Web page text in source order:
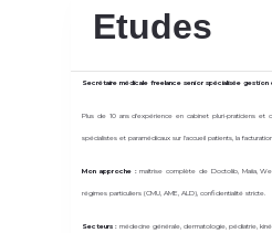
Etudes
Secrétaire médicale freelance senior spécialisée
Plus de 10 ans d'expérience en cabinet pluri-praticiens et
spécialistes et paramédicaux sur l'accueil patients, la
Mon approche :maîtrise complète de Doctolib, Maiia,
régimes particuliers (CMU, AME, ALD), confidentialité stricte.
Secteurs : médecine générale, dermatologie, pédiatrie,